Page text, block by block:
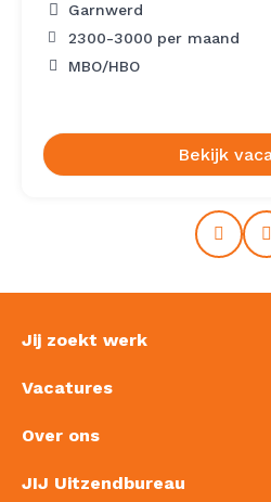
Garnwerd
2300-3000 per maand
MBO/HBO
Bekijk
Prev
Jij zoekt werk
Vacatures
Over ons
JIJ Uitzendbureau